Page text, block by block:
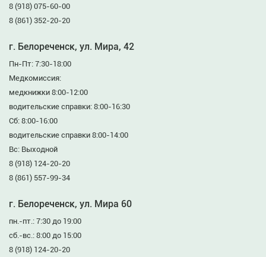
8 (918) 075-60-00
8 (861) 352-20-20
г. Белореченск, ул. Мира, 42
Пн-Пт: 7:30-18:00
Медкомиссия:
медкнижки 8:00-12:00
водительские справки: 8:00-16:30
Сб: 8:00-16:00
водительские справки 8:00-14:00
Вс: Выходной
8 (918) 124-20-20
8 (861) 557-99-34
г. Белореченск, ул. Мира 60
пн.-пт.: 7:30 до 19:00
сб.-вс.: 8:00 до 15:00
8 (918) 124-20-20